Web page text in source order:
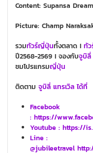
Content: Supansa Dream
Picture: Champ
รวมทัวร์ญี่ปุ่นทั้งตลาด I ทัว
ปี2568-2569 I จองกับจูบิลี่
ชมโปรแกรมญี่ปุ่น
ติดตาม จูบิลี่ แทรเวิล ได้ที่
Facebook
: https://
Youtube : https://
Line :
@jubileetravel